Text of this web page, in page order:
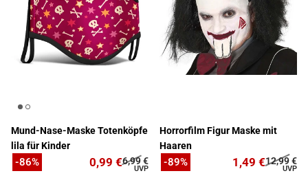
Mund-Nase-Maske Totenköpfe
lila für Kinder
0,99 €6,99 €
-86%
Horrorfilm Figur Maske mit
Haaren
1,49 €12,99 €
-89%